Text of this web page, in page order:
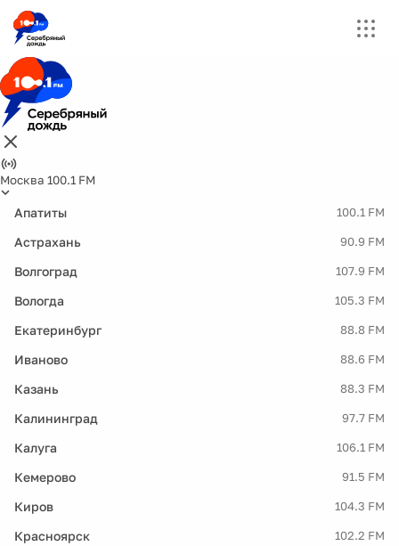
Москва 100.1 FM
Апатиты 100.1 FM
Астрахань 90.9 FM
Волгоград 107.9 FM
Вологда 105.3 FM
Екатеринбург 88.8 FM
Иваново 88.6 FM
Казань 88.3 FM
Калининград 97.7 FM
Калуга 106.1 FM
Кемерово 91.5 FM
Киров 104.3 FM
Красноярск 102.2 FM